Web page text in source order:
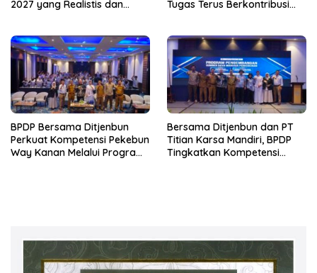
2027 yang Realistis dan
Tugas Terus Berkontribusi
BPDP Bersama Ditjenbun
Perkuat Kompetensi Pekebun
Way Kanan Melalui Program
Bersama Ditjenbun dan PT
Titian Karsa Mandiri, BPDP
Tingkatkan Kompetensi